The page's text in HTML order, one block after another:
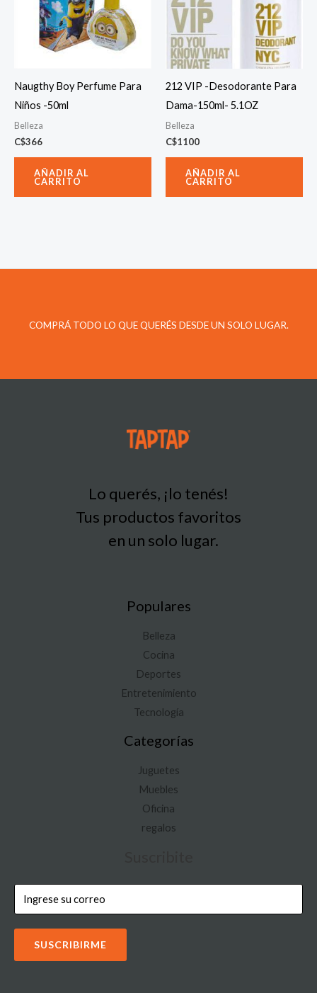
Naugthy Boy Perfume Para
Niños -50ml
Belleza
C$366
AÑADIR AL
CARRITO
212 VIP -Desodorante Para
Dama-150ml- 5.1OZ
Belleza
C$1100
AÑADIR AL
CARRITO
COMPRÁ TODO LO QUE QUERÉS DESDE UN SOLO LUGAR.
Lo querés, ¡lo tenés!
Tus productos favoritos
en un solo lugar.
Populares
Belleza
Cocina
Deportes
Entretenimiento
Tecnología
Categorías
Juguetes
Muebles
Oficina
regalos
SUSCRIBIRME